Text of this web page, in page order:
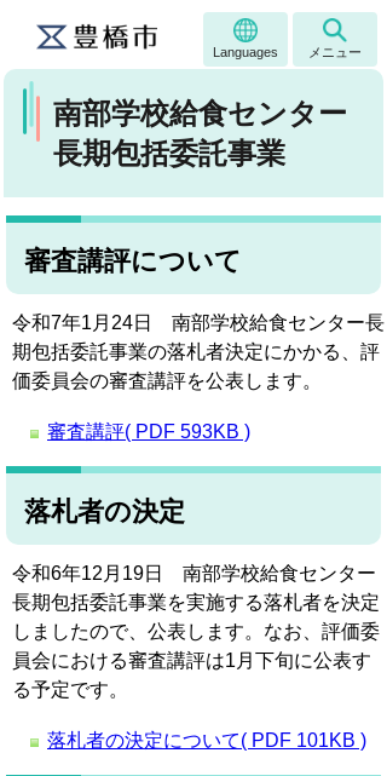
Languages メニュー
南部学校給食センター
長期包括委託事業
審査講評について
令和7年1月24日 南部学校給食センター長
期包括委託事業の落札者決定にかかる、評
価委員会の審査講評を公表します。
審査講評( PDF 593KB )
落札者の決定
令和6年12月19日 南部学校給食センター
長期包括委託事業を実施する落札者を決定
しましたので、公表します。なお、評価委
員会における審査講評は1月下旬に公表す
る予定です。
落札者の決定について( PDF 101KB )